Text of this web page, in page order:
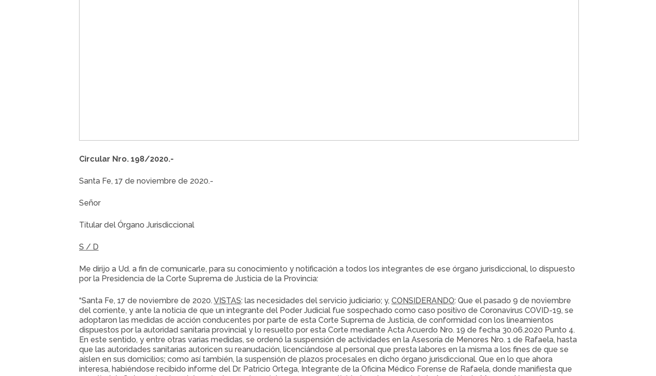
Circular Nro. 198/2020.-
Santa Fe, 17 de noviembre de 2020.-
Señor
Titular del Órgano Jurisdiccional
S / D
Me dirijo a Ud. a fin de comunicarle, para su conocimiento y notificación a todos los integrantes de ese órgano jurisdiccional, lo dispuesto
por la Presidencia de la Corte Suprema de Justicia de la Provincia:
“Santa Fe, 17 de noviembre de 2020. VISTAS: las necesidades del servicio judiciario; y, CONSIDERANDO: Que el pasado 9 de noviembre
del corriente, y ante la noticia de que un integrante del Poder Judicial fue sospechado como caso positivo de Coronavirus COVID-19, se
adoptaron las medidas de acción conducentes por parte de esta Corte Suprema de Justicia, de conformidad con los lineamientos
dispuestos por la autoridad sanitaria provincial y lo resuelto por esta Corte mediante Acta Acuerdo Nro. 19 de fecha 30.06.2020 Punto 4.
En este sentido, y entre otras varias medidas, se ordenó la suspensión de actividades en la Asesoría de Menores Nro. 1 de Rafaela, hasta
que las autoridades sanitarias autoricen su reanudación, licenciándose al personal que presta labores en la misma a los fines de que se
aíslen en sus domicilios; como así también, la suspensión de plazos procesales en dicho órgano jurisdiccional. Que en lo que ahora
interesa, habiéndose recibido informe del Dr. Patricio Ortega, Integrante de la Oficina Médico Forense de Rafaela, donde manifiesta que